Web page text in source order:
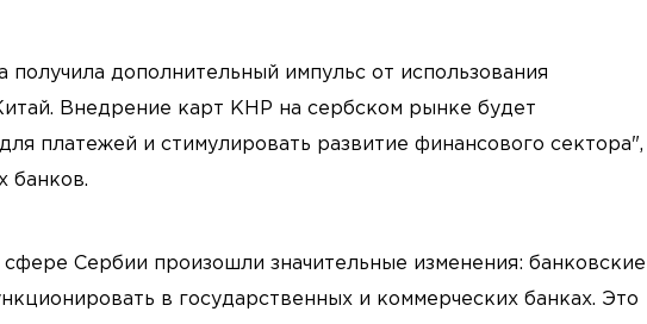
дополнительный импульс от использования
Внедрение карт КНР на сербском рынке будет
платежей и стимулировать развитие финансового сектора",
банков.
Сербии произошли значительные изменения: банковские
в государственных и коммерческих банках. Это